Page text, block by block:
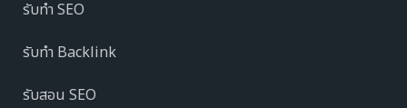
รับทำ SEO
รับทำ Backlink
รับสอน SEO